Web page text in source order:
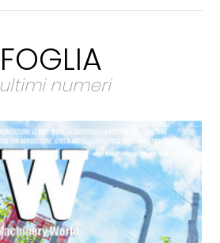
numeri